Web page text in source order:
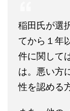
稲田氏が選
てから１年
件に関して
は。悪い方
性を認める